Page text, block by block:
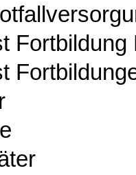
Fortbildung